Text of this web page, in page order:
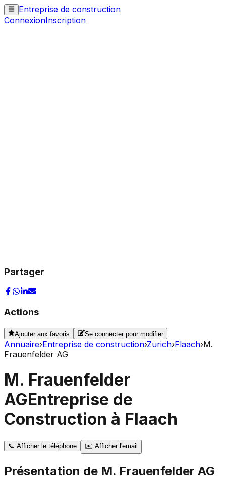
Entreprise de construction
ConnexionInscription
Partager
Actions
Ajouter aux favoris Se connecter pour modifier
Annuaire›Entreprise de construction›Zurich›Flaach›M.
Frauenfelder AG
M. Frauenfelder
AGEntreprise de
Construction à Flaach
📞 Afficher le téléphone ✉️ Afficher l'email
Présentation de M. Frauenfelder AG